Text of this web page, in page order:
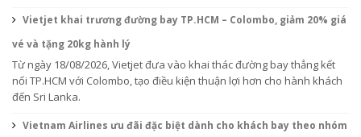
Vietjet khai trương đường bay TP.HCM – Colombo, giảm 20% giá
vé và tặng 20kg hành lý
Từ ngày 18/08/2026, Vietjet đưa vào khai thác đường bay thẳng kết
nối TP.HCM với Colombo, tạo điều kiện thuận lợi hơn cho hành khách
đến Sri Lanka.
Vietnam Airlines ưu đãi đặc biệt dành cho khách bay theo nhóm